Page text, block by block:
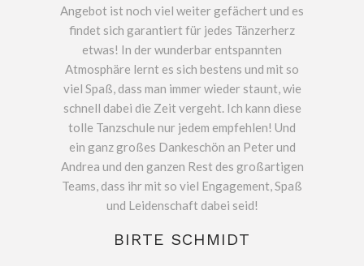
Angebot ist noch viel weiter gefächert und es
findet sich garantiert für jedes Tänzerherz
etwas! In der wunderbar entspannten
Atmosphäre lernt es sich bestens und mit so
viel Spaß, dass man immer wieder staunt, wie
schnell dabei die Zeit vergeht. Ich kann diese
tolle Tanzschule nur jedem empfehlen! Und
ein ganz großes Dankeschön an Peter und
Andrea und den ganzen Rest des großartigen
Teams, dass ihr mit so viel Engagement, Spaß
und Leidenschaft dabei seid!
BIRTE SCHMIDT